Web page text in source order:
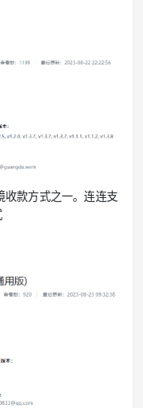
收款方式之一。连连支